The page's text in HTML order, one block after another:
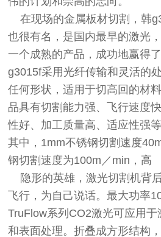
在现场的金属板材切割，韩
也很有名，是国内最早的激光
一个成熟的产品，成功地赢得
g3015f采用光纤传输和灵活的
任何形状，适用于切高回的材
品具有切割能力强、飞行速度
性好、加工质量高、适应性强等
其中，1mm不锈钢切割速度
钢切割速度为100m／min，高
隐形的英雄，激光切割机背
飞行，为自己说话。最大功率
TruFlow系列CO2激光可应用
和表面处理。折叠成方形结构